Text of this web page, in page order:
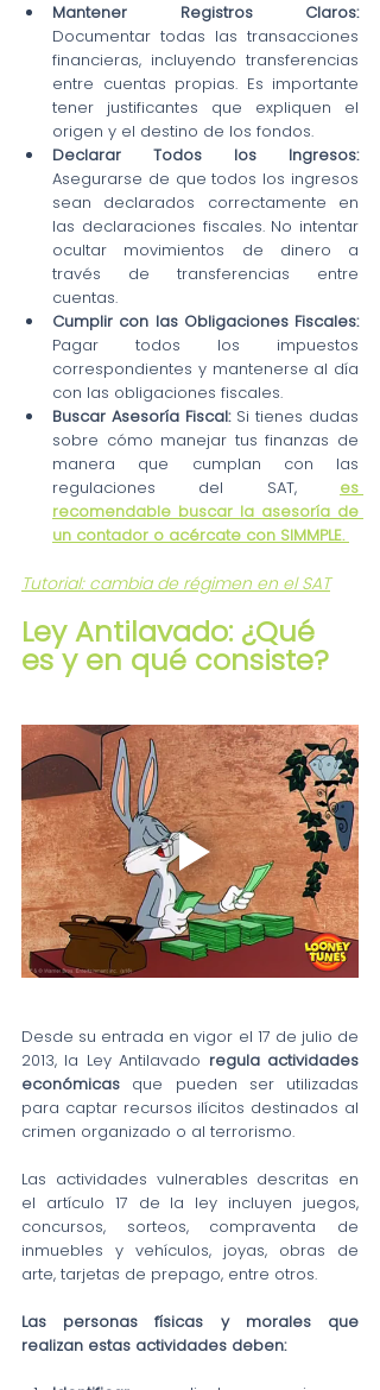
Mantener Registros Claros:
Documentar todas las transacciones
financieras, incluyendo transferencias
entre cuentas propias. Es importante
tener justificantes que expliquen el
origen y el destino de los fondos.
Declarar Todos los Ingresos:
Asegurarse de que todos los ingresos
sean declarados correctamente en
las declaraciones fiscales. No intentar
ocultar movimientos de dinero a
través de transferencias entre
cuentas.
Cumplir con las Obligaciones Fiscales:
Pagar todos los impuestos
correspondientes y mantenerse al día
con las obligaciones fiscales.
Buscar Asesoría Fiscal: Si tienes dudas
sobre cómo manejar tus finanzas de
manera que cumplan con las
regulaciones del SAT, es
recomendable buscar la asesoría de
un contador o acércate con SIMMPLE.
Tutorial: cambia de régimen en el SAT
Ley Antilavado: ¿Qué
es y en qué consiste?
Desde su entrada en vigor el 17 de julio de
2013, la Ley Antilavado regula actividades
económicas que pueden ser utilizadas
para captar recursos ilícitos destinados al
crimen organizado o al terrorismo.
Las actividades vulnerables descritas en
el artículo 17 de la ley incluyen juegos,
concursos, sorteos, compraventa de
inmuebles y vehículos, joyas, obras de
arte, tarjetas de prepago, entre otros.
Las personas físicas y morales que
realizan estas actividades deben: